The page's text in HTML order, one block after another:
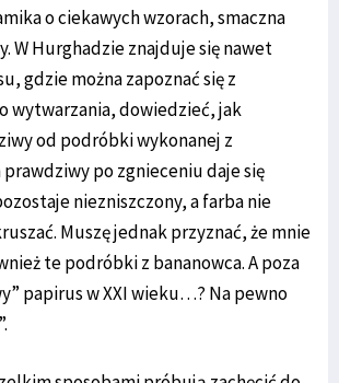
o ciekawych wzorach, smaczna
W Hurghadzie znajduje się nawet
gdzie można zapoznać się z
wytwarzania, dowiedzieć, jak
od podróbki wykonanej z
prawdziwy po zgnieceniu daje się
niezniszczony, a farba nie
Muszę jednak przyznać, że mnie
te podróbki z bananowca. A poza
papirus w XXI wieku…? Na pewno